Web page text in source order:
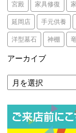
宮殿 家具修復
延岡店 手元供養
洋型墓石 神棚
アーカイブ
ア
ー
ブ